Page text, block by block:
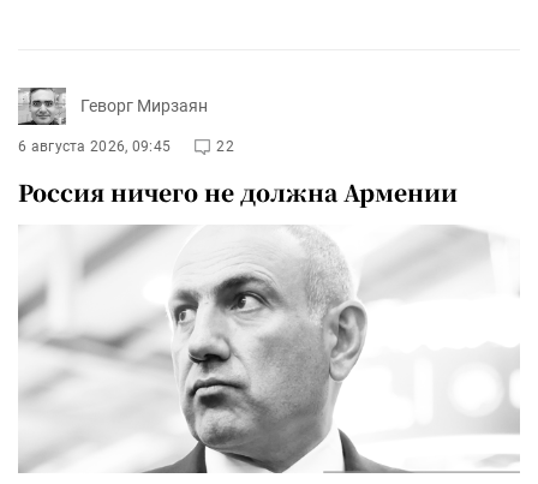
Геворг Мирзаян
6 августа 2026, 09:45 22
Россия ничего не должна Армении